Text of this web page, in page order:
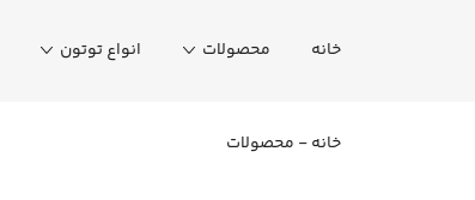
خانه محصولات انواع توتون
خانه- محصولات